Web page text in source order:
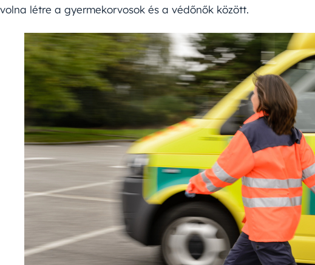
volna létre a gyermekorvosok és a védőnők között.